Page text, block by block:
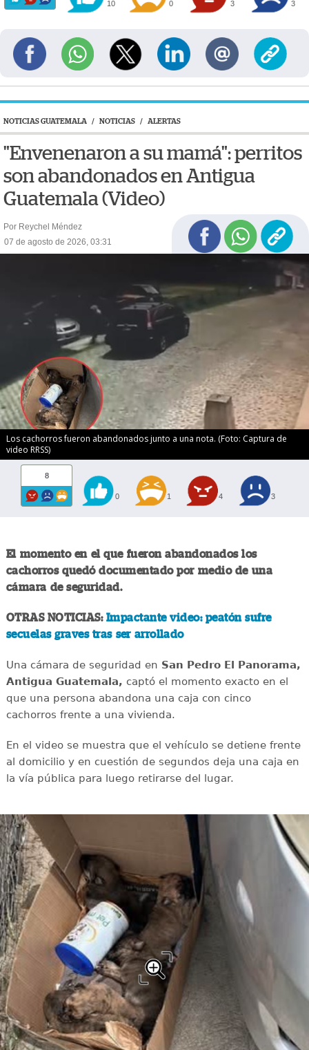
10 0 3 3
NOTICIAS GUATEMALA / NOTICIAS / ALERTAS
"Envenenaron a su mamá": perritos
son abandonados en Antigua
Guatemala (Video)
Por Reychel Méndez
07 de agosto de 2026, 03:31
Los cachorros fueron abandonados junto a una nota. (Foto: Captura de
video RRSS)
8
0 1 4 3
El momento en el que fueron abandonados los
cachorros quedó documentado por medio de una
cámara de seguridad.
OTRAS NOTICIAS: Impactante video: peatón sufre
secuelas graves tras ser arrollado
Una cámara de seguridad en San Pedro El Panorama,
Antigua Guatemala, captó el momento exacto en el
que una persona abandona una caja con cinco
cachorros frente a una vivienda.
En el video se muestra que el vehículo se detiene frente
al domicilio y en cuestión de segundos deja una caja en
la vía pública para luego retirarse del lugar.